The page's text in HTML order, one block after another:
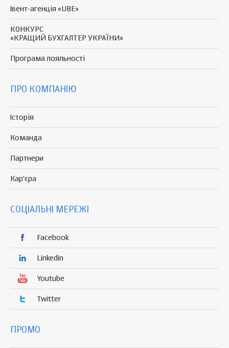
Івент-агенція «UBE»
КОНКУРС
«КРАЩИЙ БУХГАЛТЕР УКРАЇНИ»
Програма лояльності
ПРО КОМПАНІЮ
Історія
Команда
Партнери
Кар'єра
СОЦІАЛЬНІ МЕРЕЖІ
Facebook
Linkedin
Youtube
Twitter
ПРОМО